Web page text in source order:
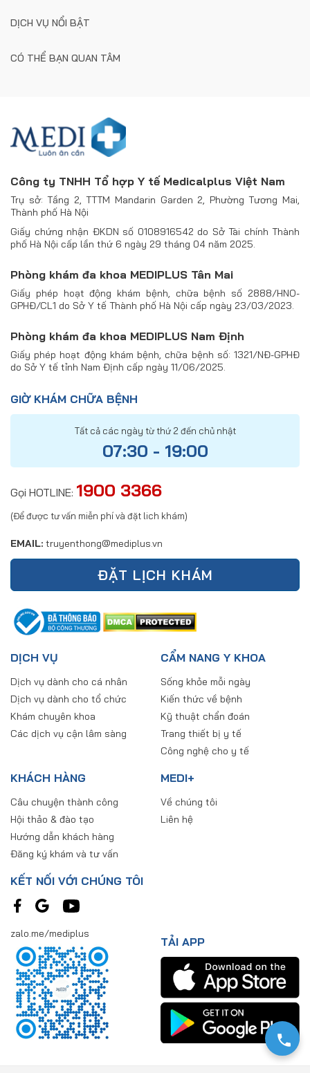
DỊCH VỤ NỔI BẬT
CÓ THỂ BẠN QUAN TÂM
Công ty TNHH Tổ hợp Y tế Medicalplus Việt Nam
Trụ sở: Tầng 2, TTTM Mandarin Garden 2, Phường Tương Mai,
Thành phố Hà Nội
Giấy chứng nhận ĐKDN số 0108916542 do Sở Tài chính Thành
phố Hà Nội cấp lần thứ 6 ngày 29 tháng 04 năm 2025.
Phòng khám đa khoa MEDIPLUS Tân Mai
Giấy phép hoạt động khám bệnh, chữa bệnh số 2888/HNO-
GPHĐ/CL1 do Sở Y tế Thành phố Hà Nội cấp ngày 23/03/2023.
Phòng khám đa khoa MEDIPLUS Nam Định
Giấy phép hoạt động khám bệnh, chữa bệnh số: 1321/NĐ-GPHĐ
do Sở Y tế tỉnh Nam Định cấp ngày 11/06/2025.
GIỜ KHÁM CHỮA BỆNH
Tất cả các ngày từ thứ 2 đến chủ nhật
07:30 - 19:00
Gọi HOTLINE: 1900 3366
(Để được tư vấn miễn phí và đặt lich khám)
EMAIL: truyenthong@mediplus.vn
ĐẶT LỊCH KHÁM
DỊCH VỤ
Dịch vụ dành cho cá nhân
Dịch vụ dành cho tổ chức
Khám chuyên khoa
Các dịch vụ cận lâm sàng
CẨM NANG Y KHOA
Sống khỏe mỗi ngày
Kiến thức về bệnh
Kỹ thuật chẩn đoán
Trang thiết bị y tế
Công nghệ cho y tế
KHÁCH HÀNG
Câu chuyện thành công
Hội thảo & đào tạo
Hướng dẫn khách hàng
Đăng ký khám và tư vấn
MEDI+
Về chúng tôi
Liên hệ
KẾT NỐI VỚI CHÚNG TÔI
zalo.me/mediplus
TẢI APP